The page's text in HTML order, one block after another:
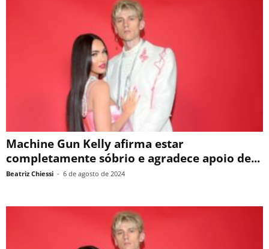
Machine Gun Kelly afirma estar
completamente sóbrio e agradece apoio de...
Beatriz Chiessi - 6 de agosto de 2024